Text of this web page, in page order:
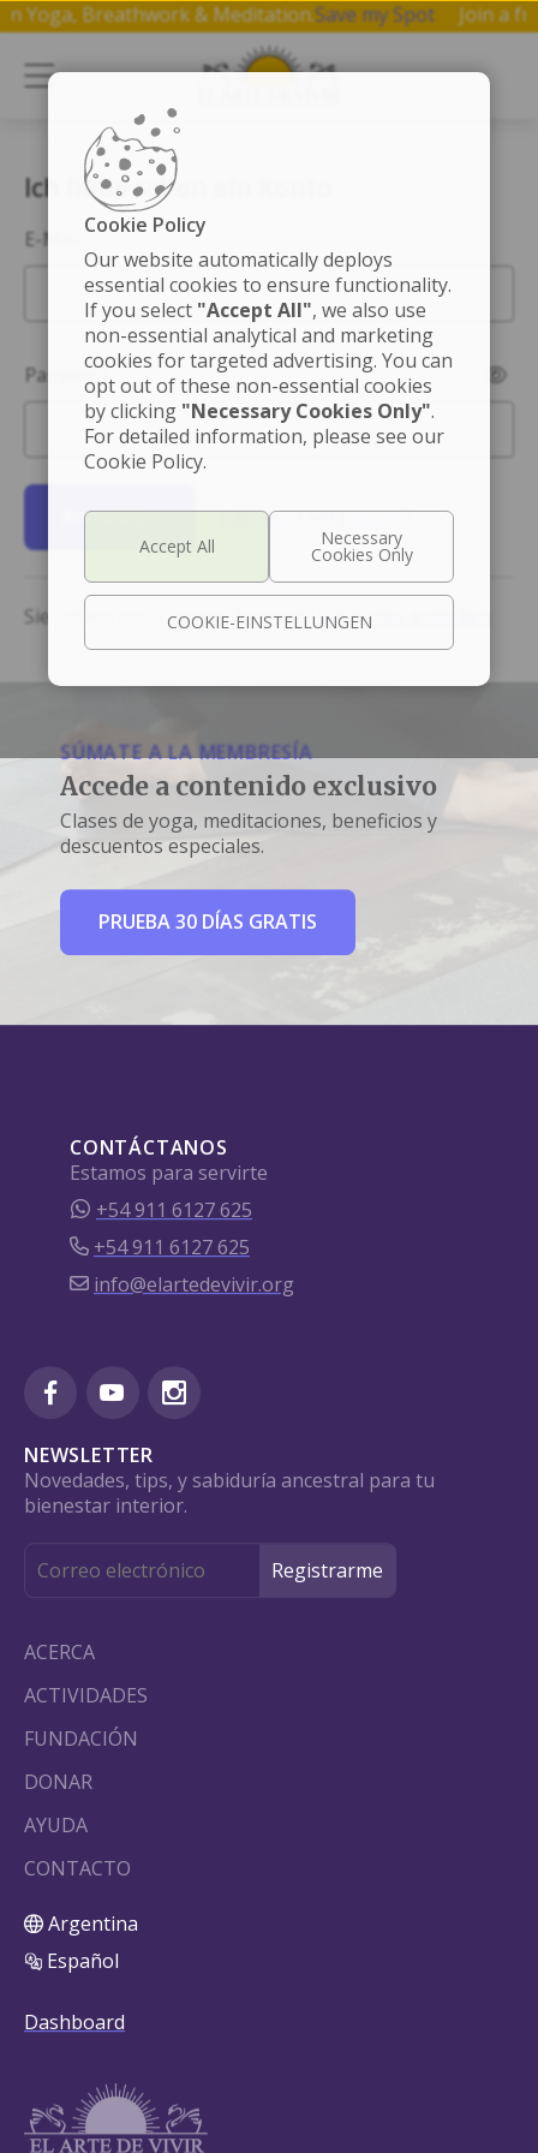
on Yoga, Breathwork & Meditation.Save my Spot Join a
Ich habe schon ein Konto
E-Mail
Passwort
Anmelden Passwort vergessen?
Sie haben noch keinen Account? Ein Konto erstellen
SÚMATE A LA MEMBRESÍA
Accede a contenido exclusivo
Clases de yoga, meditaciones, beneficios y
descuentos especiales.
PRUEBA 30 DÍAS GRATIS
CONTÁCTANOS
Estamos para servirte
+54 911 6127 625
+54 911 6127 625
info@elartedevivir.org
NEWSLETTER
Novedades, tips, y sabiduría ancestral para tu
bienestar interior.
ACERCA
ACTIVIDADES
FUNDACIÓN
DONAR
AYUDA
CONTACTO
Argentina
Español
Dashboard
Cookie Policy
Our website automatically deploys
essential cookies to ensure functionality.
If you select "Accept All", we also use
non-essential analytical and marketing
cookies for targeted advertising. You can
opt out of these non-essential cookies
by clicking "Necessary Cookies Only".
For detailed information, please see our
Cookie Policy.
COOKIE-EINSTELLUNGEN